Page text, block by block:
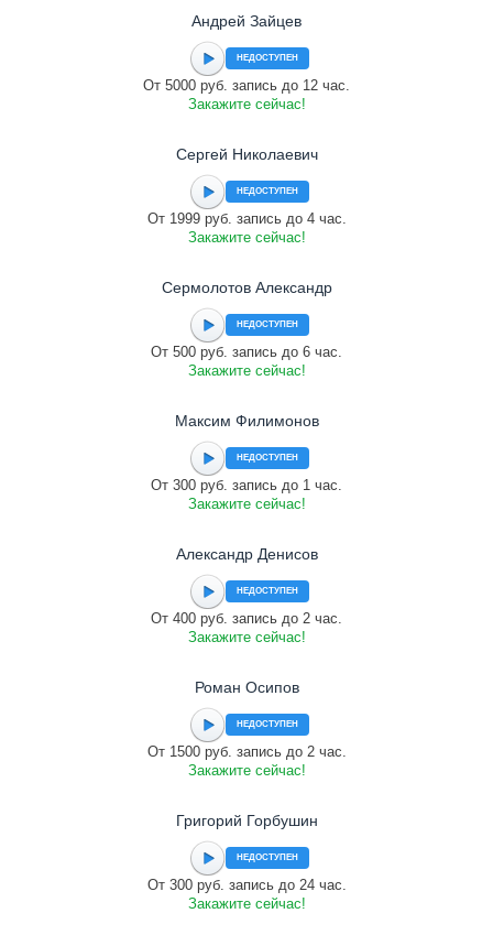
Андрей Зайцев
НЕДОСТУПЕН
От 5000 руб. запись до 12 час.
Закажите сейчас!
Сергей Николаевич
НЕДОСТУПЕН
От 1999 руб. запись до 4 час.
Закажите сейчас!
Сермолотов Александр
НЕДОСТУПЕН
От 500 руб. запись до 6 час.
Закажите сейчас!
Максим Филимонов
НЕДОСТУПЕН
От 300 руб. запись до 1 час.
Закажите сейчас!
Александр Денисов
НЕДОСТУПЕН
От 400 руб. запись до 2 час.
Закажите сейчас!
Роман Осипов
НЕДОСТУПЕН
От 1500 руб. запись до 2 час.
Закажите сейчас!
Григорий Горбушин
НЕДОСТУПЕН
От 300 руб. запись до 24 час.
Закажите сейчас!